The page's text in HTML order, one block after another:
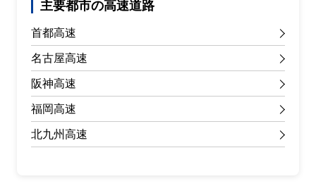
主要都市の高速道路
首都高速
名古屋高速
阪神高速
福岡高速
北九州高速